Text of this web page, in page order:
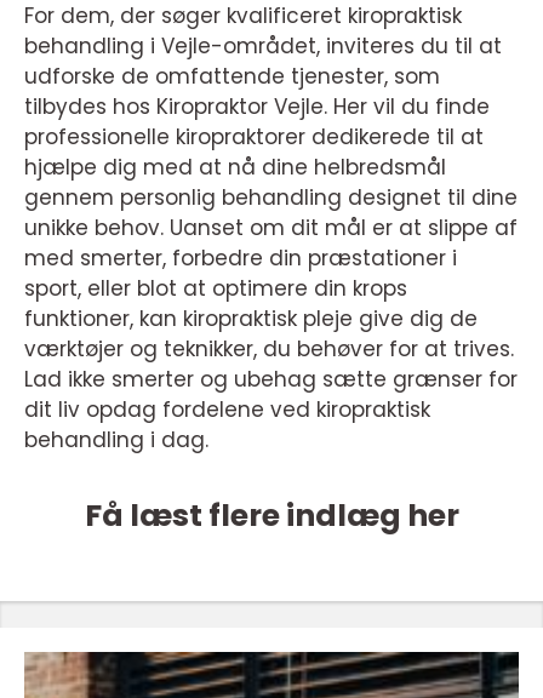
For dem, der søger kvalificeret kiropraktisk
behandling i Vejle-området, inviteres du til at
udforske de omfattende tjenester, som
tilbydes hos Kiropraktor Vejle. Her vil du finde
professionelle kiropraktorer dedikerede til at
hjælpe dig med at nå dine helbredsmål
gennem personlig behandling designet til dine
unikke behov. Uanset om dit mål er at slippe af
med smerter, forbedre din præstationer i
sport, eller blot at optimere din krops
funktioner, kan kiropraktisk pleje give dig de
værktøjer og teknikker, du behøver for at trives.
Lad ikke smerter og ubehag sætte grænser for
dit liv opdag fordelene ved kiropraktisk
behandling i dag.
Få læst flere indlæg her